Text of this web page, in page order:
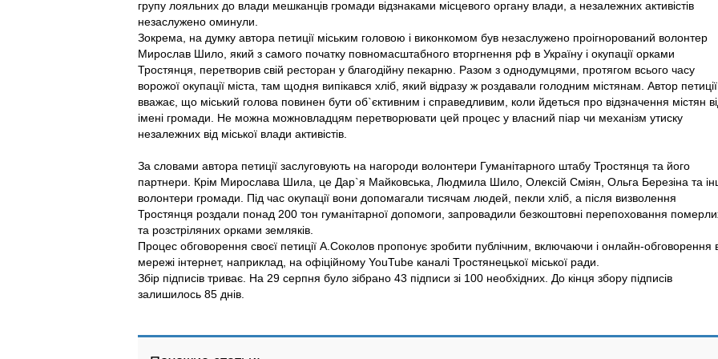
групу лояльних до влади мешканців громади відзнаками місцевого органу влади, а незалежних активістів
незаслужено оминули.
Зокрема, на думку автора петиції міським головою і виконкомом був незаслужено проігнорований волонтер
Мирослав Шило, який з самого початку повномасштабного вторгнення рф в Україну і окупації орками
Тростянця, перетворив свій ресторан у благодійну пекарню. Разом з однодумцями, протягом всього часу
ворожої окупації міста, там щодня випікався хліб, який відразу ж роздавали голодним містянам. Автор петиції
вважає, що міський голова повинен бути об`єктивним і справедливим, коли йдеться про відзначення містян
імені громади. Не можна можновладцям перетворювати цей процес у власний піар чи механізм утиску
незалежних від міської влади активістів.
За словами автора петиції заслуговують на нагороди волонтери Гуманітарного штабу Тростянця та його
партнери. Крім Мирослава Шила, це Дар`я Майковська, Людмила Шило, Олексій Сміян, Ольга Березіна та
волонтери громади. Під час окупації вони допомагали тисячам людей, пекли хліб, а після визволення
Тростянця роздали понад 200 тон гуманітарної допомоги, запровадили безкоштовні перепоховання
та розстріляних орками земляків.
Процес обговорення своєї петиції А.Соколов пропонує зробити публічним, включаючи і онлайн-обговорення
мережі інтернет, наприклад, на офіційному YouTube каналі Тростянецької міської ради.
Збір підписів триває. На 29 серпня було зібрано 43 підписи зі 100 необхідних. До кінця збору підписів
залишилось 85 днів.